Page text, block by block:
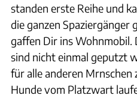
standen erste Reihe und
die ganzen Spaziergänger
gaffen Dir ins Wohnmobil.
sind nicht einmal geputzt
für alle anderen Mrnschen
Hunde vom Platzwart